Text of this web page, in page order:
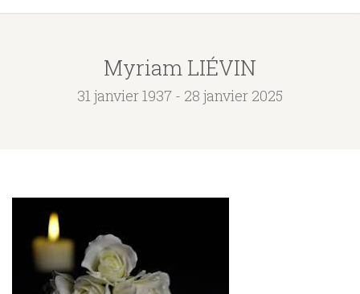
Myriam LIÉVIN
31 janvier 1937 - 28 janvier 2025